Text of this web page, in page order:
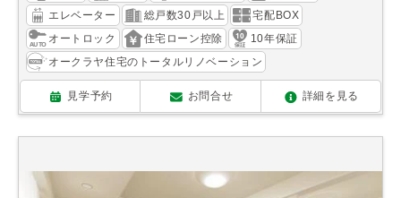
エレベーター
総戸数30戸以上
宅配BOX
オートロック
住宅ローン控除
10年保証
オークラヤ住宅のトータルリノベーション
見学予約 お問合せ 詳細を見る